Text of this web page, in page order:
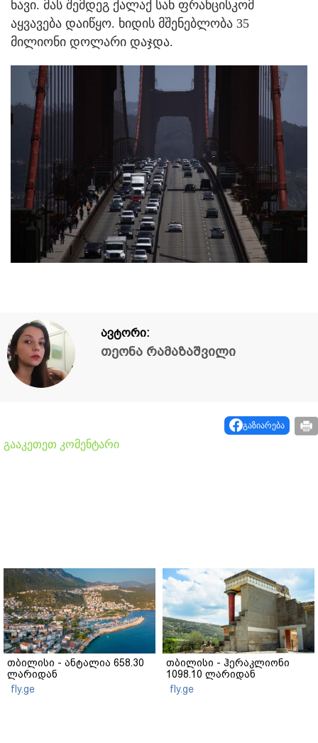
ნავი. მას შემდეგ ქალაქ სან ფრანცისკომ
აყვავება დაიწყო. ხიდის მშენებლობა 35
მილიონი დოლარი დაჯდა.
ავტორი:
თეონა რამაზაშვილი
გაზიარება
გააკეთეთ კომენტარი
თბილისი - ანტალია 658.30
ლარიდან
fly.ge
თბილისი - ჰერაკლიონი
1098.10 ლარიდან
fly.ge